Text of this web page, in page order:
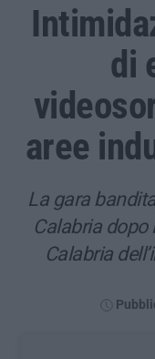
di
aree
La gara
Calabria dopo
Calabria